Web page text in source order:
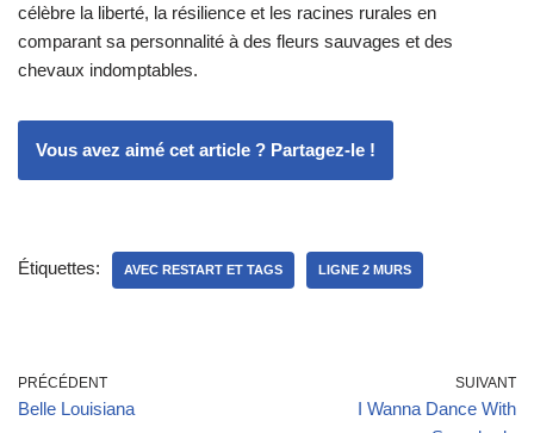
célèbre la liberté, la résilience et les racines rurales en
comparant sa personnalité à des fleurs sauvages et des
chevaux indomptables.
Vous avez aimé cet article ? Partagez-le !
Étiquettes: AVEC RESTART ET TAGS LIGNE 2 MURS
PRÉCÉDENT
Belle Louisiana
SUIVANT
I Wanna Dance With